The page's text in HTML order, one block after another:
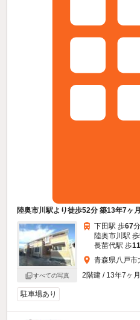
陸奥市川駅より徒歩52分 築13年7ヶ
すべての写真
下田駅 歩67
陸奥市川駅 歩
長苗代駅 歩
青森県八戸市
2階建 / 13年7ヶ
駐車場あり